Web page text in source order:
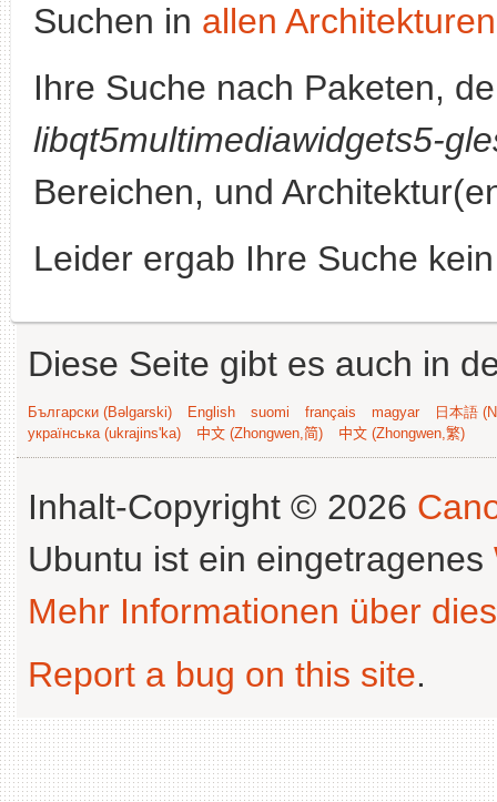
Suchen in allen Architekturen
Ihre Suche nach Paketen,
libqt5multimediawidgets5-
Bereichen, und
Leider ergab Ihre Suche
Diese Seite gibt es auch in
Български (Bəlgarski) English suomi français magyar
日本語
українська (ukrajins'ka)
中文 (Zhongwen,简) 中文 (Zhongwen,繁)
Inhalt-Copyright © 2026
Ubuntu ist ein eingetragenes
Mehr Informationen über
Report a bug on this site.